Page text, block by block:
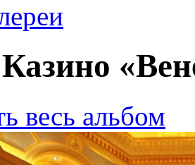
весь альбом